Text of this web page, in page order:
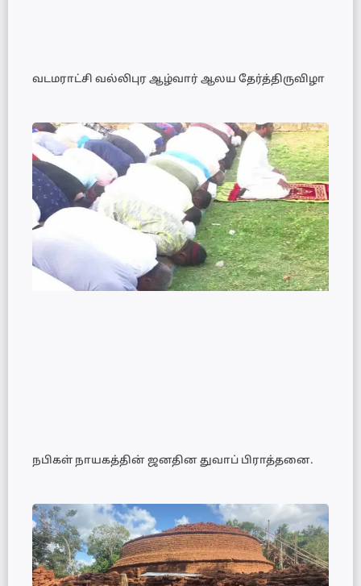
வடமராட்சி வல்லிபுர ஆழ்வார் ஆலய தேர்த்திருவிழா
நபிகள் நாயகத்தின் ஜனதின துவாப் பிராத்தனை.